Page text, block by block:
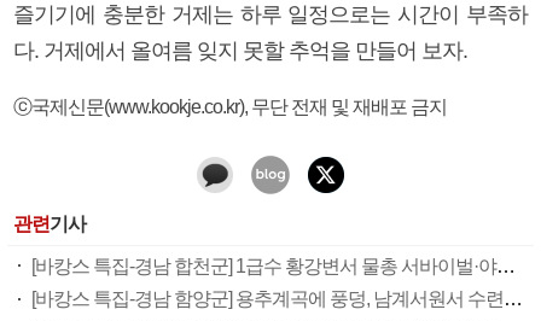
즐기기에 충분한 거제는 하루 일정으로는 시간이 부족하
다. 거제에서 올여름 잊지 못할 추억을 만들어 보자.
ⓒ국제신문(www.kookje.co.kr), 무단 전재 및 재배포 금지
관련기사
[바캉스 특집-경남 합천군] 1급수 황강변서 물총 서바이벌·야간 버스킹…최고 가족 휴가지
[바캉스 특집-경남 함양군] 용추계곡에 풍덩, 남계서원서 수련…세계문화유산 순례 나서볼까